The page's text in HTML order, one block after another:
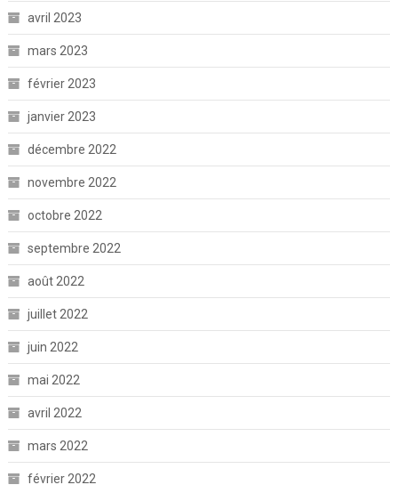
avril 2023
mars 2023
février 2023
janvier 2023
décembre 2022
novembre 2022
octobre 2022
septembre 2022
août 2022
juillet 2022
juin 2022
mai 2022
avril 2022
mars 2022
février 2022